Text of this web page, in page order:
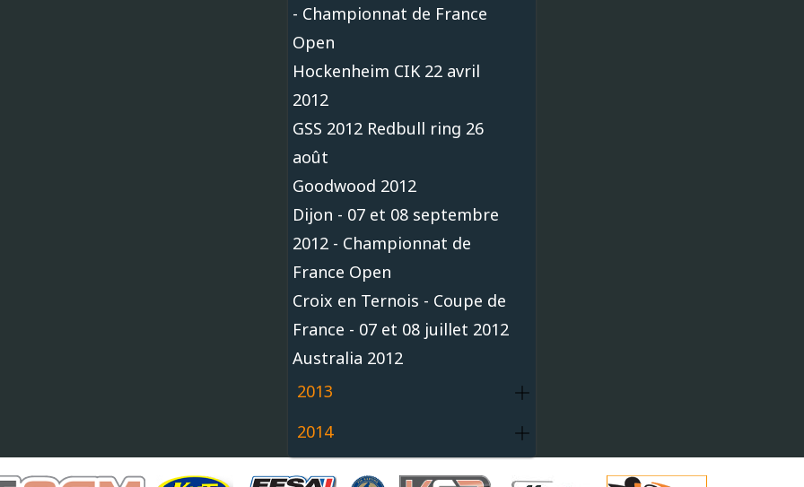
- Championnat de France
Open
Hockenheim CIK 22 avril
2012
GSS 2012 Redbull ring 26
août
Goodwood 2012
Dijon - 07 et 08 septembre
2012 - Championnat de
France Open
Croix en Ternois - Coupe de
France - 07 et 08 juillet 2012
Australia 2012
2013
2014